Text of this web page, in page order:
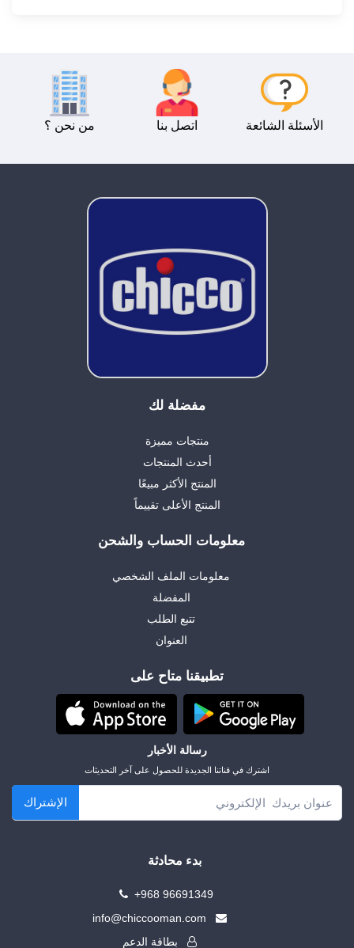
من نحن ؟ اتصل بنا الأسئلة الشائعة
مفضلة لك
منتجات مميزة
أحدث المنتجات
المنتج الأكثر مبيعًا
المنتج الأعلى تقييماً
معلومات الحساب والشحن
معلومات الملف الشخصي
المفضلة
تتبع الطلب
العنوان
تطبيقنا متاح على
رسالة الأخبار
اشترك في قناتنا الجديدة للحصول على آخر التحديثات
الإشتراك
بدء محادثة
+968 96691349
بطاقة الدعم